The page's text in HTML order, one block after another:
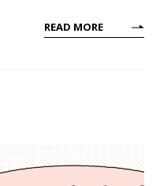
READ MORE